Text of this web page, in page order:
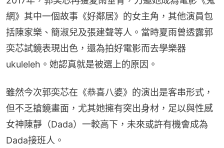
網》其中一個故事《好鄰居》的女主角，其他演員包
括陳家樂、簡淑兒及張建聲等人。當時夏雨曾透露郭
奕芯試鏡表現出色，還為拍好電影而去學樂器
ukuleleh。她認真就是被選上的原因。
雖然今次郭奕芯在《恭喜八婆》的演出是客串形式，
但不乏搶鏡畫面，尤其她擁有突出身材，足以與性感
女神陳靜（Dada）一較高下，未來或許有機會成為
Dada接班人。